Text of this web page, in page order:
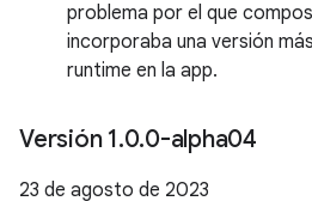
problema por el que
incorporaba una versión
runtime en la app.
Versión 1.0.0-alpha04
23 de agosto de 2023